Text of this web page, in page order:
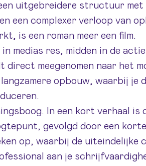
uitgebreidere structuur met
een complexer verloop van
is een roman meer een film.
medias res, midden in de
direct meegenomen naar het
opbouw, waarbij je
In een kort verhaal is
gevolgd door een
op, waarbij de uiteindelijke
aan je